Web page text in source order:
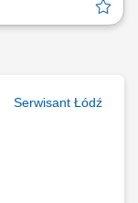
Serwisant Łódź